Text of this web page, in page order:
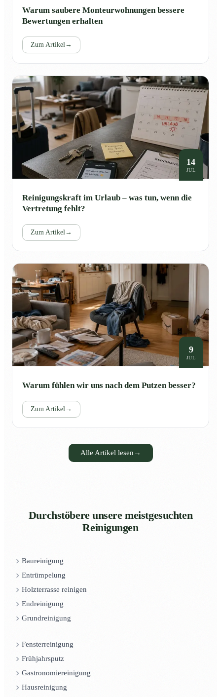
Warum saubere Monteurwohnungen bessere
Bewertungen erhalten
Zum Artikel→
14
JUL
Reinigungskraft im Urlaub – was tun, wenn die
Vertretung fehlt?
Zum Artikel→
9
JUL
Warum fühlen wir uns nach dem Putzen besser?
Zum Artikel→
Alle Artikel lesen →
Durchstöbere unsere meistgesuchten
Reinigungen
Baureinigung
Entrümpelung
Holzterrasse reinigen
Endreinigung
Grundreinigung
Fensterreinigung
Frühjahrsputz
Gastronomiereinigung
Hausreinigung